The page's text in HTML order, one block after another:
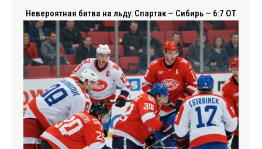
Невероятная битва на льду: Спартак — Сибирь — 6:7 ОТ